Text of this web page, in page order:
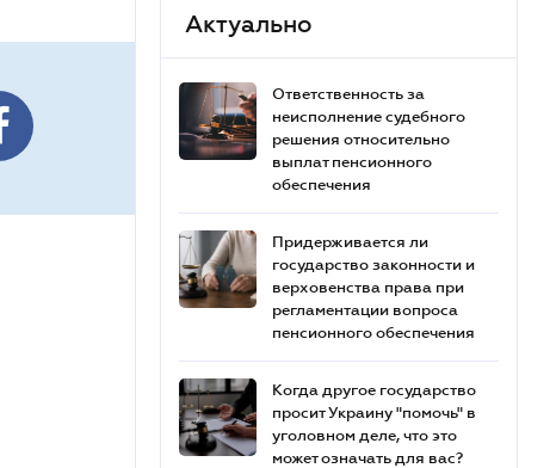
Актуально
Ответственность за
неисполнение судебного
решения относительно
выплат пенсионного
обеспечения
Придерживается ли
государство законности и
верховенства права при
регламентации вопроса
пенсионного обеспечения
Когда другое государство
просит Украину "помочь" в
уголовном деле, что это
может означать для вас?